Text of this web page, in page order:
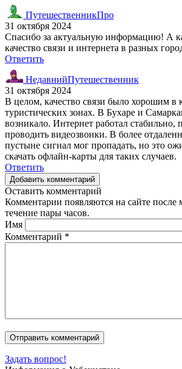
ПутешественникПро
31 октября 2024
Спасибо за актуальную информацию! А
качество связи и интернета в разных
Ответить
НедавнийПутешественник
31 октября 2024
В целом, качество связи было хорошим в
туристических зонах. В Бухаре и
возникало. Интернет работал стабильно,
проводить видеозвонки. В более
пустыне сигнал мог пропадать, но это
скачать офлайн-карты для таких случаев.
Ответить
Добавить комментарий
Оставить комментарий
Комментарии появляются на сайте после
течение пары часов.
Имя
Комментарий *
Задать вопрос!